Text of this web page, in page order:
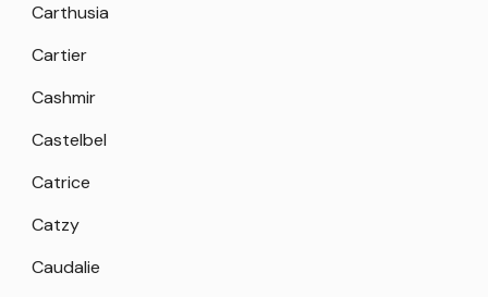
Carthusia
Cartier
Cashmir
Castelbel
Catrice
Catzy
Caudalie